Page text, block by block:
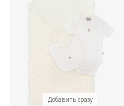
Добавить сразу